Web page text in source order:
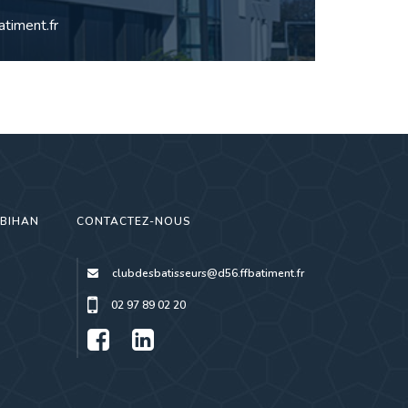
CONTACTEZ-NOUS
clubdesbatisseurs@d56.ffbatiment.fr
02 97 89 02 20